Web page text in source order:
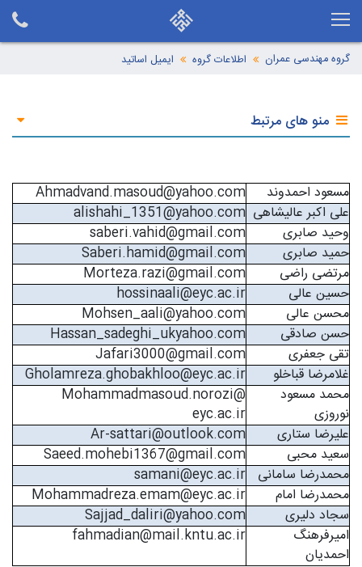
گروه مهندسی عمران اطلاعات گروه ایمیل اساتید
منو های مرتبط
مسعود احمدوند
Ahmadvand.masoud@yahoo.com
علی اکبر عالیشاهی alishahi_1351@yahoo.com
وحید صابری
saberi.vahid@gmail.com
حمید صابری
Saberi.hamid@gmail.com
مرتضی راضی
Morteza.razi@gmail.com
حسین عالی
hossinaali@eyc.ac.ir
محسن عالی
Mohsen­_aali@yahoo.com
حسن صادقی
Hassan_sadeghi_ukyahoo.com
تقی جعفری
Jafari3000@gmail.com
غلامرضا قباخلو
Gholamreza.ghobakhloo@eyc.ac.ir
محمد مسعود
نوروزی
Mohammadmasoud.norozi@
eyc.ac.ir
علیرضا ستاری
Ar-sattari@outlook.com
سعید محبی
Saeed.mohebi1367@gmail.com
محمدرضا سامانی samani@eyc.ac.ir
محمدرضا امام
Mohammadreza.emam@eyc.ac.ir
سجاد دلیری
Sajjad_daliri@yahoo.com
امیرفرهنگ
احمدیان
fahmadian@mail.kntu.ac.ir